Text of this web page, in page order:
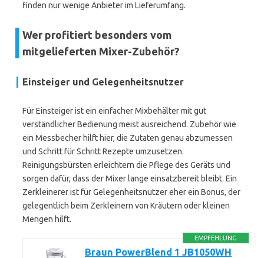
finden nur wenige Anbieter im Lieferumfang.
Wer profitiert besonders vom
mitgelieferten Mixer-Zubehör?
Einsteiger und Gelegenheitsnutzer
Für Einsteiger ist ein einfacher Mixbehälter mit gut
verständlicher Bedienung meist ausreichend. Zubehör wie
ein Messbecher hilft hier, die Zutaten genau abzumessen
und Schritt für Schritt Rezepte umzusetzen.
Reinigungsbürsten erleichtern die Pflege des Geräts und
sorgen dafür, dass der Mixer lange einsatzbereit bleibt. Ein
Zerkleinerer ist für Gelegenheitsnutzer eher ein Bonus, der
gelegentlich beim Zerkleinern von Kräutern oder kleinen
Mengen hilft.
EMPFEHLUNG
Braun PowerBlend 1 JB1050WH